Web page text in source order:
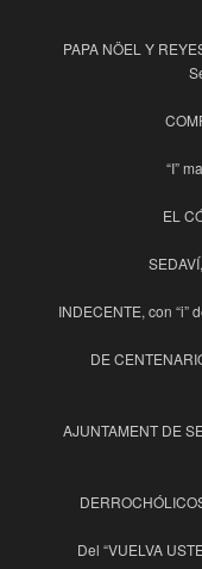
PAPA NÖEL Y
“I”
EL
INDECENTE, con “i”
DE
AJUNTAMENT DE
Del “VUELVA